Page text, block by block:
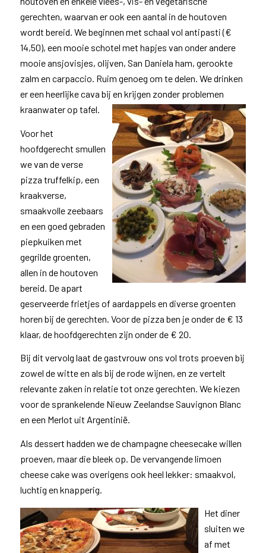
gerechten, waarvan er ook een aantal in de houtoven
wordt bereid. We beginnen met schaal vol antipasti (€
14,50), een mooie schotel met hapjes van onder andere
mooie ansjovisjes, olijven, San Daniela ham, gerookte
zalm en carpaccio. Ruim genoeg om te delen. We drinken
er een heerlijke cava bij en krijgen zonder problemen
kraanwater op tafel.
Voor het
hoofdgerecht smullen
we van de verse
pizza truffelkip, een
kraakverse,
smaakvolle zeebaars
en een goed gebraden
piepkuiken met
gegrilde groenten,
allen in de houtoven
bereid. De apart
geserveerde frietjes of aardappels en diverse groenten
horen bij de gerechten. Voor de pizza ben je onder de € 13
klaar, de hoofdgerechten zijn onder de € 20.
Bij dit vervolg laat de gastvrouw ons vol trots proeven bij
zowel de witte en als bij de rode wijnen, en ze vertelt
relevante zaken in relatie tot onze gerechten. We kiezen
voor de sprankelende Nieuw Zeelandse Sauvignon Blanc
en een Merlot uit Argentinië.
Als dessert hadden we de champagne cheesecake willen
proeven, maar die bleek op. De vervangende limoen
cheese cake was overigens ook heel lekker: smaakvol,
luchtig en knapperig.
Het diner
sluiten we
af met